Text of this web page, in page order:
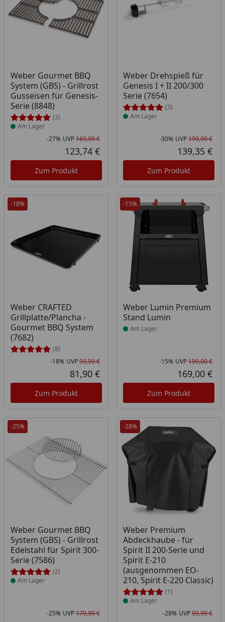
Weber Gourmet BBQ
System (GBS) - Grillrost
Gusseisen für Genesis-
Serie (8848)
(3)
Produkt am Lager
Am Lager
Rabatt in Prozent
-27%
Ursprünglicher Preis
UVP169,99 €
Aktueller Preis
123,74 €
Zum Produkt
Weber Drehspieß für
Genesis I + II 200/300
Serie (7654)
(3)
Produkt am Lager
Am Lager
-30% UVP199,99 €
139,35 €
Zum Produkt
-18%
Weber CRAFTED
Grillplatte/Plancha -
Gourmet BBQ System
(7682)
(8)
Rabatt in Prozent
-18%
Ursprünglicher Preis
UVP99,99 €
Aktueller Preis
81,90 €
Zum Produkt
-15%
Weber Lumin Premium
Stand Lumin
Produkt am Lager
Am Lager
-15% UVP199,00 €
169,00 €
Zum Produkt
-25%
Weber Gourmet BBQ
System (GBS) - Grillrost
Edelstahl für Spirit 300-
Serie (7586)
(2)
Produkt am Lager
Am Lager
-25% UVP179,99 €
-28%
Weber Premium
Abdeckhaube - für
Spirit II 200-Serie und
Spirit E-210
(ausgenommen EO-
210, Spirit E-220 Classic)
(1)
Produkt am Lager
Am Lager
-28% UVP99,99 €